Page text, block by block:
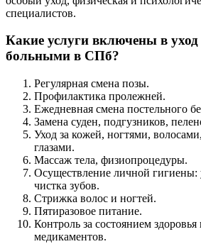
специалистов.
Какие услуги включены в
больными в СПб?
Регулярная смена позы.
Профилактика пролежней.
Ежедневная смена постельного
Замена суден, подгузников,
Уход за кожей, ногтями,
глазами.
Массаж тела, физиопроцедуры.
Осуществление личной
чистка зубов.
Стрижка волос и ногтей.
Пятиразовое питание.
Контроль за состоянием
медикаментов.